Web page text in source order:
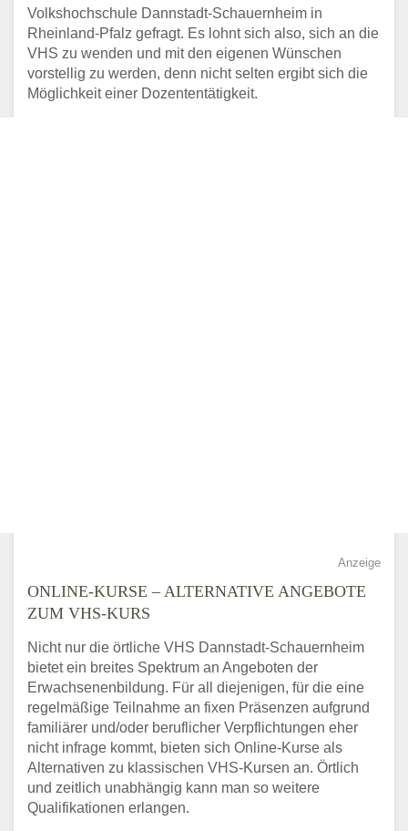
Volkshochschule Dannstadt-Schauernheim in
Rheinland-Pfalz gefragt. Es lohnt sich also, sich an die
VHS zu wenden und mit den eigenen Wünschen
vorstellig zu werden, denn nicht selten ergibt sich die
Möglichkeit einer Dozententätigkeit.
Anzeige
ONLINE-KURSE – ALTERNATIVE ANGEBOTE
ZUM VHS-KURS
Nicht nur die örtliche VHS Dannstadt-Schauernheim
bietet ein breites Spektrum an Angeboten der
Erwachsenenbildung. Für all diejenigen, für die eine
regelmäßige Teilnahme an fixen Präsenzen aufgrund
familiärer und/oder beruflicher Verpflichtungen eher
nicht infrage kommt, bieten sich Online-Kurse als
Alternativen zu klassischen VHS-Kursen an. Örtlich
und zeitlich unabhängig kann man so weitere
Qualifikationen erlangen.